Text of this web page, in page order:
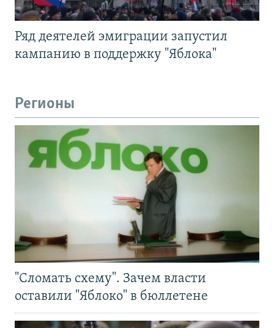
Ряд деятелей эмиграции запустил
кампанию в поддержку "Яблока"
Регионы
"Сломать схему". Зачем власти
оставили "Яблоко" в бюллетене